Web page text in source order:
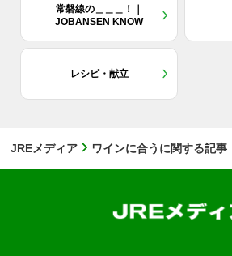
常磐線の＿＿＿！｜
JOBANSEN KNOW
レシピ・献立
JREメディア ワインに合うに関する記事